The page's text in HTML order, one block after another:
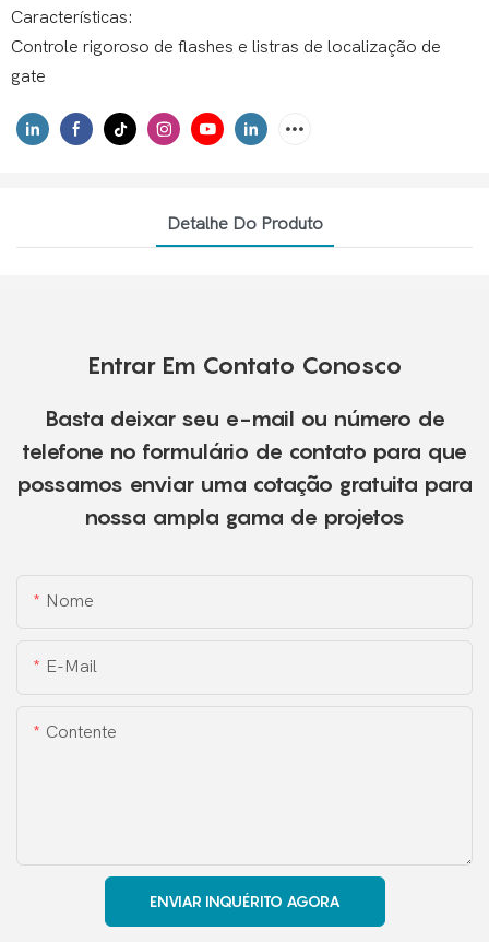
Características:
Controle rigoroso de flashes e listras de localização de
gate
Detalhe Do Produto
Entrar Em Contato Conosco
Basta deixar seu e-mail ou número de
telefone no formulário de contato para que
possamos enviar uma cotação gratuita para
nossa ampla gama de projetos
Nome
E-Mail
Contente
ENVIAR INQUÉRITO AGORA